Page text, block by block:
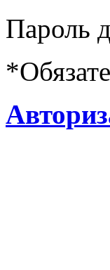
Пароль
*